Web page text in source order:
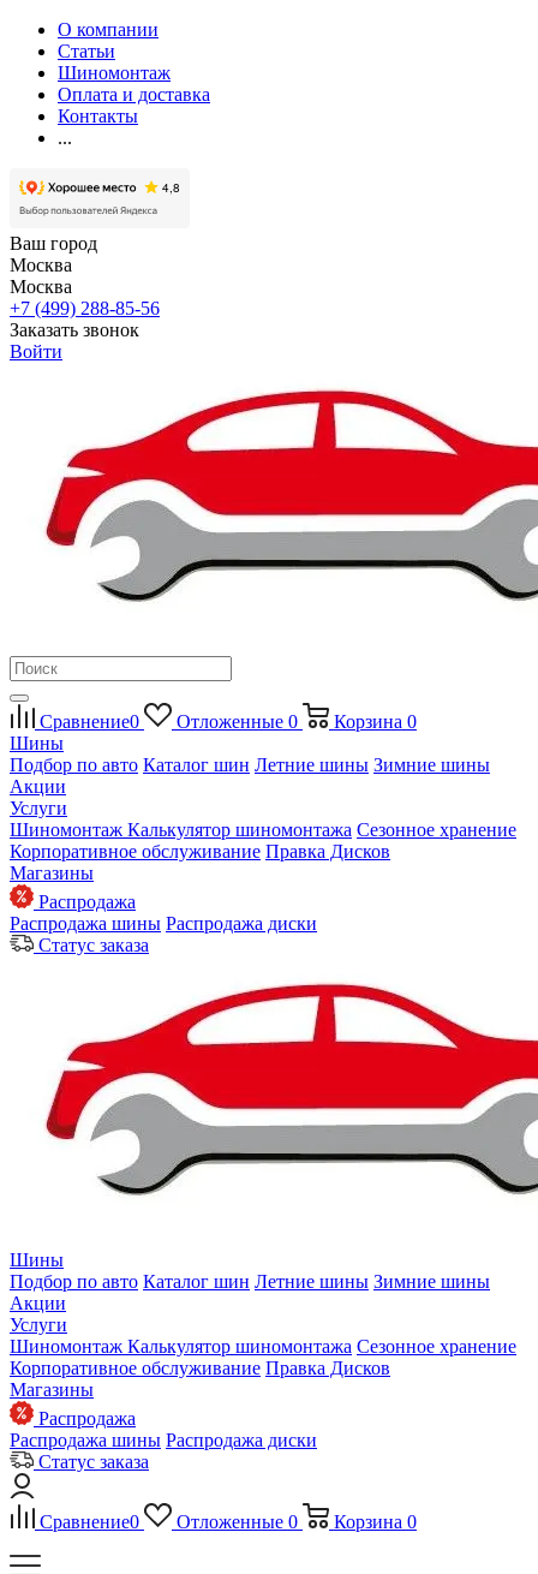
О компании
Статьи
Шиномонтаж
Оплата и доставка
Контакты
...
Ваш город
Москва
Москва
+7 (499) 288-85-56
Заказать звонок
Войти
Сравнение0 Отложенные 0 Корзина 0
Шины
Подбор по авто Каталог шин Летние шины Зимние шины
Акции
Услуги
Шиномонтаж Калькулятор шиномонтажа Сезонное хранение
Корпоративное обслуживание Правка Дисков
Магазины
Распродажа
Распродажа шины Распродажа диски
Статус заказа
Шины
Подбор по авто Каталог шин Летние шины Зимние шины
Акции
Услуги
Шиномонтаж Калькулятор шиномонтажа Сезонное хранение
Корпоративное обслуживание Правка Дисков
Магазины
Распродажа
Распродажа шины Распродажа диски
Статус заказа
Сравнение0 Отложенные 0 Корзина 0